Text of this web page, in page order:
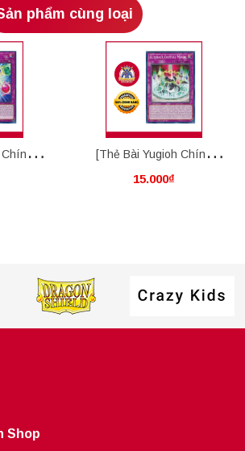
phẩm cùng loại
[Thẻ Bài Yugioh Chính
Hãng] Ultimate Crystal
15.000₫
Shop